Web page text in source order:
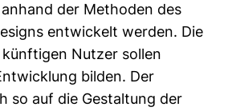
der Methoden des
entwickelt werden. Die
Nutzer sollen
bilden. Der
so auf die Gestaltung der